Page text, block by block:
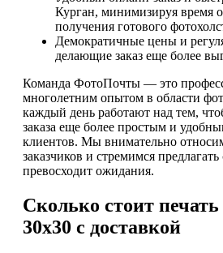
Курган, минимизируя время
получения готового
Демократичные цены и
делающие заказ еще более
Команда ФотоПочты — это
многолетним опытом в области
каждый день работают над тем,
заказа еще более простым и
клиентов. Мы внимательно
заказчиков и стремимся
превосходит ожидания.
Сколько стоит печать
30х30 с доставкой